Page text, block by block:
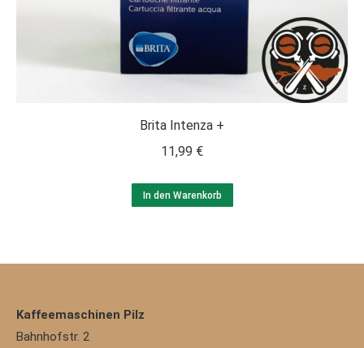
Brita Intenza +
11,99 €
In den Warenkorb
Kaffeemaschinen Pilz
Bahnhofstr. 2